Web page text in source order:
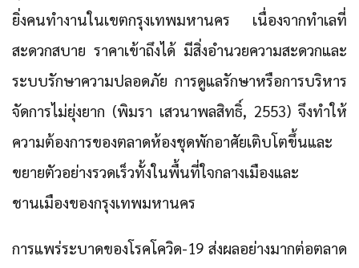
ยิ่งคนทำงานในเขตกรุงเทพมหานคร เนื่องจากทำเลที่
สะดวกสบาย ราคาเข้าถึงได้ มีสิ่งอำนวยความสะดวกและ
ระบบรักษาความปลอดภัย การดูแลรักษาหรือการบริหาร
จัดการไม่ยุ่งยาก (พิมรา เสวนาพลสิทธิ์, 2553) จึงทำให้
ความต้องการของตลาดห้องชุดพักอาศัยเติบโตขึ้นและ
ขยายตัวอย่างรวดเร็วทั้งในพื้นที่ใจกลางเมืองและ
ชานเมืองของกรุงเทพมหานคร
การแพร่ระบาดของโรคโควิด-19 ส่งผลอย่างมากต่อตลาด